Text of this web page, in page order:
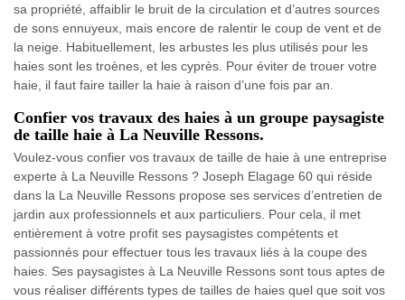
sa propriété, affaiblir le bruit de la circulation et d’autres sources
de sons ennuyeux, mais encore de ralentir le coup de vent et de
la neige. Habituellement, les arbustes les plus utilisés pour les
haies sont les troènes, et les cyprès. Pour éviter de trouer votre
haie, il faut faire tailler la haie à raison d’une fois par an.
Confier vos travaux des haies à un groupe paysagiste
de taille haie à La Neuville Ressons.
Voulez-vous confier vos travaux de taille de haie à une entreprise
experte à La Neuville Ressons ? Joseph Elagage 60 qui réside
dans la La Neuville Ressons propose ses services d’entretien de
jardin aux professionnels et aux particuliers. Pour cela, il met
entièrement à votre profit ses paysagistes compétents et
passionnés pour effectuer tous les travaux liés à la coupe des
haies. Ses paysagistes à La Neuville Ressons sont tous aptes de
vous réaliser différents types de tailles de haies quel que soit vos